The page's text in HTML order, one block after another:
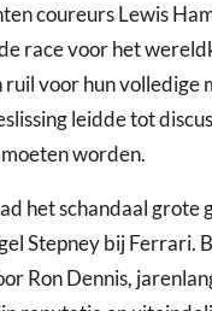
coureurs Lewis
race voor het
voor hun volledige
leidde tot
worden.
het schandaal grote
Stepney bij Ferrari.
Ron Dennis,